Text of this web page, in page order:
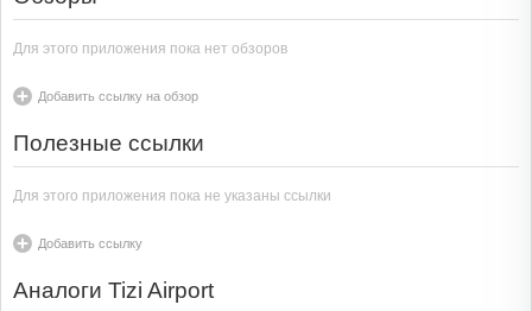
Для этого приложения пока нет обзоров
Добавить ссылку на обзор
Полезные ссылки
Для этого приложения пока не указаны ссылки
Добавить ссылку
Аналоги Tizi Airport